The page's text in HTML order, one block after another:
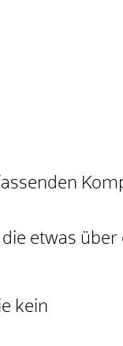
etwas über
kein